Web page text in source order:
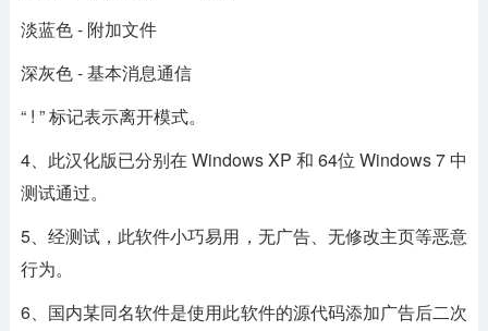
淡蓝色 - 附加文件
深灰色 - 基本消息通信
“ ! ” 标记表示离开模式。
4、此汉化版已分别在 Windows XP 和 64位 Windows 7 中
测试通过。
5、经测试，此软件小巧易用，无广告、无修改主页等恶意
行为。
6、国内某同名软件是使用此软件的源代码添加广告后二次